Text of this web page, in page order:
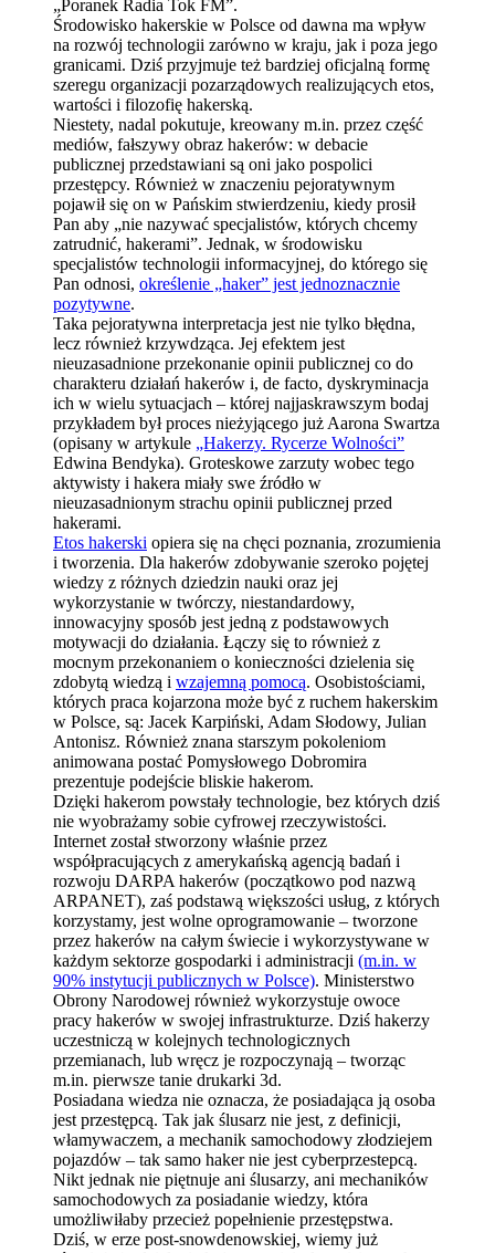
„Poranek Radia Tok FM”.
Środowisko hakerskie w Polsce od dawna ma wpływ
na rozwój technologii zarówno w kraju, jak i poza jego
granicami. Dziś przyjmuje też bardziej oficjalną formę
szeregu organizacji pozarządowych realizujących etos,
wartości i filozofię hakerską.
Niestety, nadal pokutuje, kreowany m.in. przez część
mediów, fałszywy obraz hakerów: w debacie
publicznej przedstawiani są oni jako pospolici
przestępcy. Również w znaczeniu pejoratywnym
pojawił się on w Pańskim stwierdzeniu, kiedy prosił
Pan aby „nie nazywać specjalistów, których chcemy
zatrudnić, hakerami”. Jednak, w środowisku
specjalistów technologii informacyjnej, do którego się
Pan odnosi, określenie „haker” jest jednoznacznie
pozytywne.
Taka pejoratywna interpretacja jest nie tylko błędna,
lecz również krzywdząca. Jej efektem jest
nieuzasadnione przekonanie opinii publicznej co do
charakteru działań hakerów i, de facto, dyskryminacja
ich w wielu sytuacjach – której najjaskrawszym bodaj
przykładem był proces nieżyjącego już Aarona Swartza
(opisany w artykule „Hakerzy. Rycerze Wolności”
Edwina Bendyka). Groteskowe zarzuty wobec tego
aktywisty i hakera miały swe źródło w
nieuzasadnionym strachu opinii publicznej przed
hakerami.
Etos hakerski opiera się na chęci poznania, zrozumienia
i tworzenia. Dla hakerów zdobywanie szeroko pojętej
wiedzy z różnych dziedzin nauki oraz jej
wykorzystanie w twórczy, niestandardowy,
innowacyjny sposób jest jedną z podstawowych
motywacji do działania. Łączy się to również z
mocnym przekonaniem o konieczności dzielenia się
zdobytą wiedzą i wzajemną pomocą. Osobistościami,
których praca kojarzona może być z ruchem hakerskim
w Polsce, są: Jacek Karpiński, Adam Słodowy, Julian
Antonisz. Również znana starszym pokoleniom
animowana postać Pomysłowego Dobromira
prezentuje podejście bliskie hakerom.
Dzięki hakerom powstały technologie, bez których dziś
nie wyobrażamy sobie cyfrowej rzeczywistości.
Internet został stworzony właśnie przez
współpracujących z amerykańską agencją badań i
rozwoju DARPA hakerów (początkowo pod nazwą
ARPANET), zaś podstawą większości usług, z których
korzystamy, jest wolne oprogramowanie – tworzone
przez hakerów na całym świecie i wykorzystywane w
każdym sektorze gospodarki i administracji (m.in. w
90% instytucji publicznych w Polsce). Ministerstwo
Obrony Narodowej również wykorzystuje owoce
pracy hakerów w swojej infrastrukturze. Dziś hakerzy
uczestniczą w kolejnych technologicznych
przemianach, lub wręcz je rozpoczynają – tworząc
m.in. pierwsze tanie drukarki 3d.
Posiadana wiedza nie oznacza, że posiadająca ją osoba
jest przestępcą. Tak jak ślusarz nie jest, z definicji,
włamywaczem, a mechanik samochodowy złodziejem
pojazdów – tak samo haker nie jest cyberprzestepcą.
Nikt jednak nie piętnuje ani ślusarzy, ani mechaników
samochodowych za posiadanie wiedzy, która
umożliwiłaby przecież popełnienie przestępstwa.
Dziś, w erze post-snowdenowskiej, wiemy już